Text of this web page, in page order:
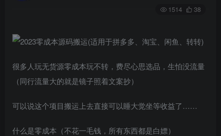
1514 38
很多人玩无货源零成本玩不转，费尽心思选品，生怕没流量
（同行流量大的就是镜子照着文案抄）
可以说这个项目搬运上去直接可以睡大觉坐等收益了……
什么是零成本（不花一毛钱，所有东西都是白嫖）